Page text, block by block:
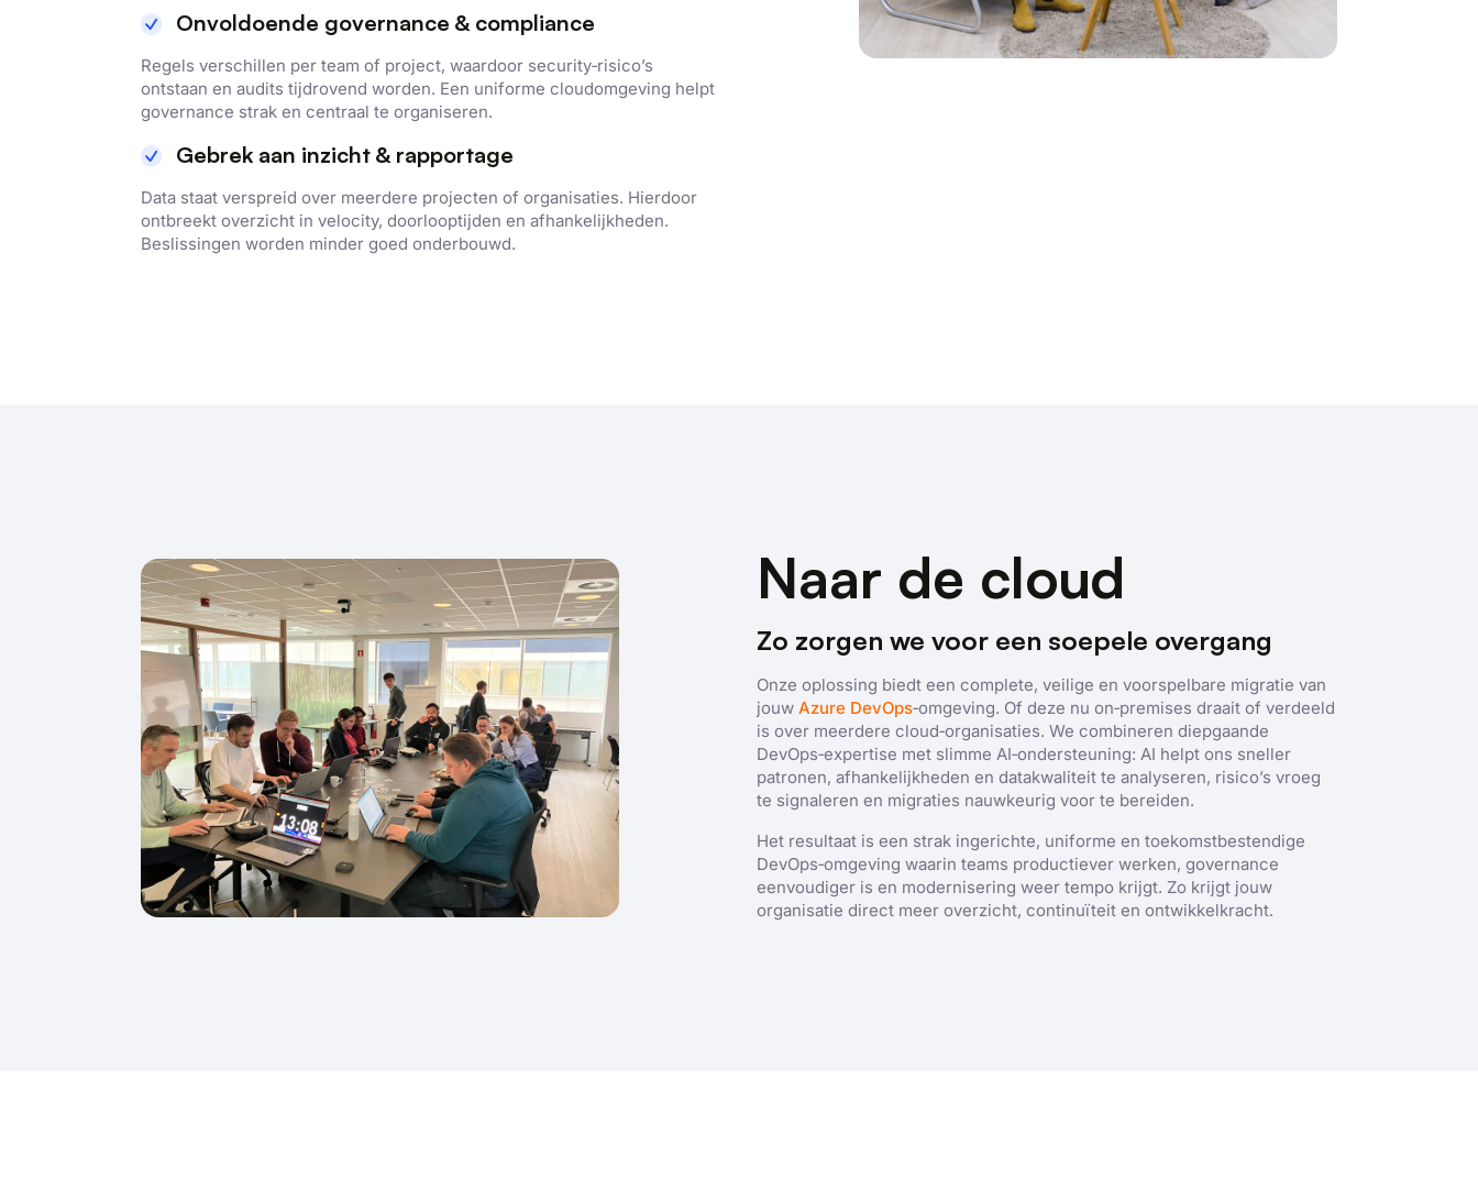
Onvoldoende governance & compliance
Regels verschillen per team of project, waardoor security‑risico’s
ontstaan en audits tijdrovend worden. Een uniforme cloudomgeving helpt
governance strak en centraal te organiseren.
Gebrek aan inzicht & rapportage
Data staat verspreid over meerdere projecten of organisaties. Hierdoor
ontbreekt overzicht in velocity, doorlooptijden en afhankelijkheden.
Beslissingen worden minder goed onderbouwd.
Naar de cloud
Zo zorgen we voor een soepele overgang
Onze oplossing biedt een complete, veilige en voorspelbare migratie van
jouw Azure DevOps‑omgeving. Of deze nu on‑premises draait of verdeeld
is over meerdere cloud‑organisaties. We combineren diepgaande
DevOps‑expertise met slimme AI‑ondersteuning: AI helpt ons sneller
patronen, afhankelijkheden en datakwaliteit te analyseren, risico’s vroeg
te signaleren en migraties nauwkeurig voor te bereiden.
Het resultaat is een strak ingerichte, uniforme en toekomstbestendige
DevOps‑omgeving waarin teams productiever werken, governance
eenvoudiger is en modernisering weer tempo krijgt. Zo krijgt jouw
organisatie direct meer overzicht, continuïteit en ontwikkelkracht.
analyseren. We delen ook informatie over uw gebruik van onze site met onze advertentie- en
analysepartners, die deze kunnen combineren met andere informatie die u aan hen heeft verstrekt
of die zij hebben verzameld door uw gebruik van hun diensten.Privacybeleid
Strikt
noodzakelijk
Prestatie Targeting Functioneel
Niet-
ALLES ACCEPTEREN
ALLES AFWIJZEN
DETAILS WEERGEVEN